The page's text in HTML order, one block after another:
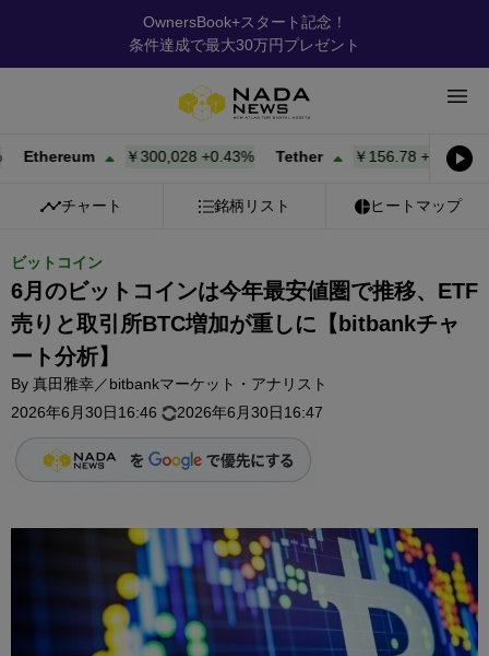
OwnersBook+スタート記念！
条件達成で最大30万円プレゼント
￥300,028+0.43% Tether ￥156.78+0.02% BNB
チャート 銘柄リスト ヒートマップ
ビットコイン
6月のビットコインは今年最安値圏で推移、ETF
売りと取引所BTC増加が重しに【bitbankチャ
ート分析】
By 真田雅幸／bitbankマーケット・アナリスト
2026年6月30日16:46
2026年6月30日16:47